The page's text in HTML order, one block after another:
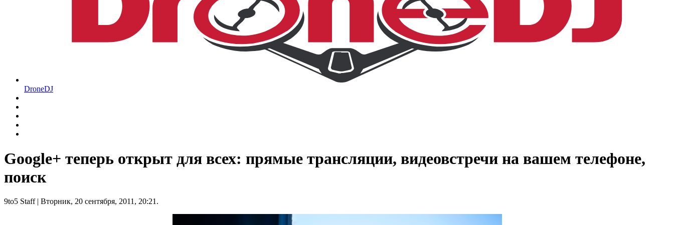
DroneDJ
Google+ теперь открыт для всех: прямые трансляции, видеовстречи на вашем телефоне,
поиск
9to5 Staff| Вторник, 20 сентября, 2011, 20:21.